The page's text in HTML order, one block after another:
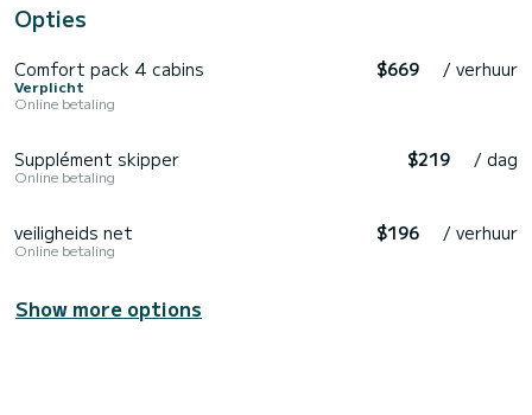
Opties
Comfort pack 4 cabins
Verplicht
Online betaling
$669 / verhuur
Supplément skipper
Online betaling
$219 / dag
veiligheids net
Online betaling
$196 / verhuur
Show more options